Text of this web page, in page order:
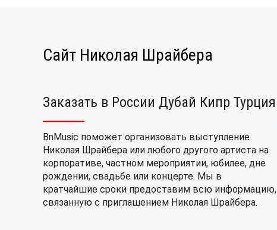
Сайт Николая Шрайбера
Заказать в России Дубай Кипр Турция
BnMusic поможет организовать выступление
Николая Шрайбера или любого другого артиста на
корпоративе, частном мероприятии, юбилее, дне
рождении, свадьбе или концерте. Мы в
кратчайшие сроки предоставим всю информацию,
связанную с приглашением Николая Шрайбера.